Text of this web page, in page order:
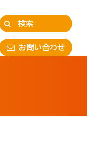
お問い合わせ